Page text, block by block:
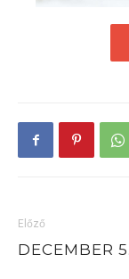
Előző
DECEMBER 5.